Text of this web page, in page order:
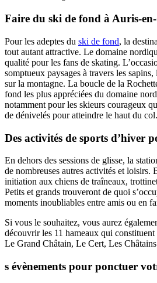
Faire du ski de fond à Auris-
Pour les adeptes du ski de fond, la
tout autant attractive. Le domaine
qualité pour les fans de skating.
somptueux paysages à travers les
sur la montagne. La boucle de la
fond les plus appréciées du domaine
notamment pour les skieurs courageux
de dénivelés pour atteindre le haut du col.
Des activités de sports d’hiver
En dehors des sessions de glisse, la
de nombreuses autres activités et loisirs.
initiation aux chiens de traîneaux,
Petits et grands trouveront de quoi
moments inoubliables entre amis ou en
Si vous le souhaitez, vous aurez
découvrir les 11 hameaux qui
Le Grand Châtain, Le Cert, Les
s évènements pour ponctuer